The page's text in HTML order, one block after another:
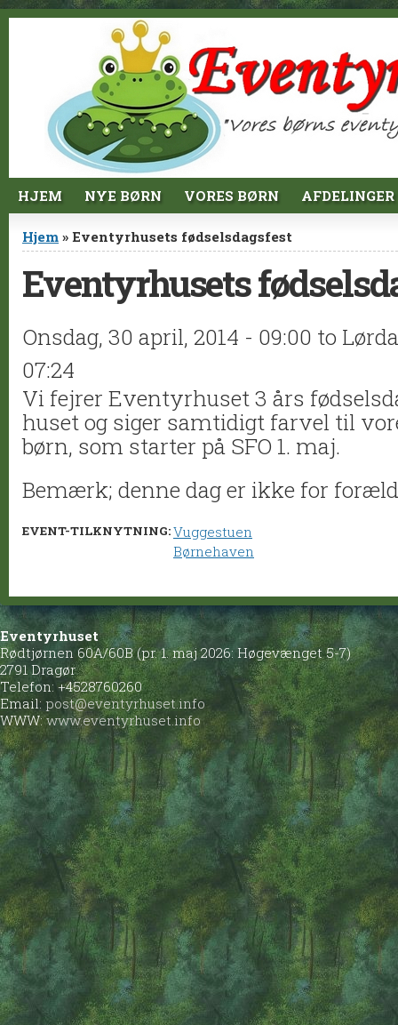
Jump to Content
HJEM NYE BØRN VORES BØRN AFDELINGER
Du er her
Hjem » Eventyrhusets fødselsdagsfest
Eventyrhusets
Onsdag, 30 april, 2014 - 09:00 to
07:24
Vi fejrer Eventyrhuset 3 års
huset og siger samtidigt farvel til
børn, som starter på SFO 1. maj.
Bemærk; denne dag er ikke for
EVENT-TILKNYTNING:Vuggestuen
Børnehaven
Eventyrhuset
Rødtjørnen 60A/60B (pr. 1. maj 2026: Høgevænget 5-7)
2791 Dragør
Telefon: +4528760260
Email: post@eventyrhuset.info
WWW:www.eventyrhuset.info